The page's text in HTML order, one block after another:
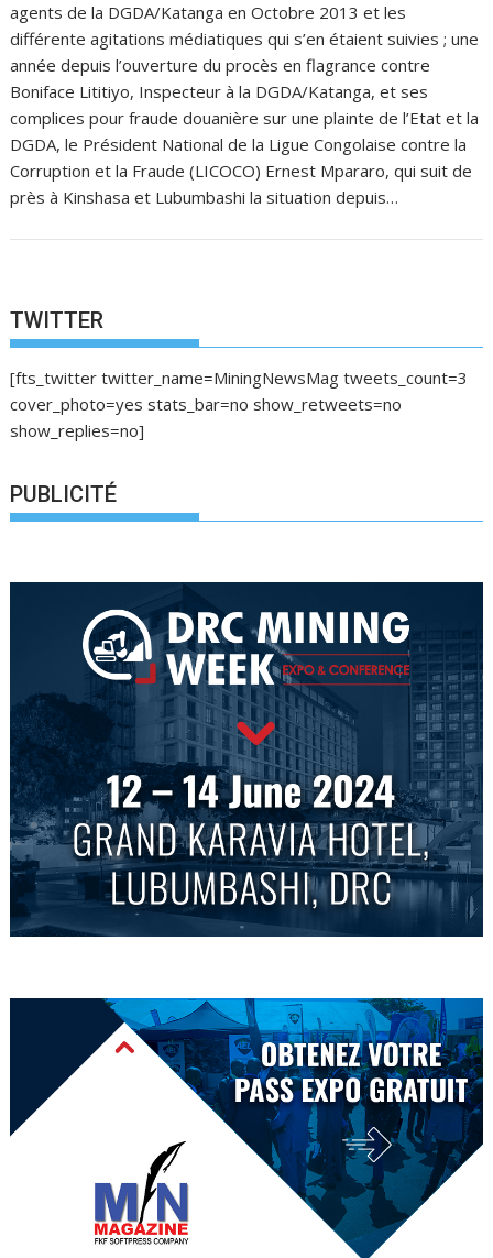
agents de la DGDA/Katanga en Octobre 2013 et les
différente agitations médiatiques qui s’en étaient suivies ; une
année depuis l’ouverture du procès en flagrance contre
Boniface Lititiyo, Inspecteur à la DGDA/Katanga, et ses
complices pour fraude douanière sur une plainte de l’Etat et la
DGDA, le Président National de la Ligue Congolaise contre la
Corruption et la Fraude (LICOCO) Ernest Mpararo, qui suit de
près à Kinshasa et Lubumbashi la situation depuis…
TWITTER
[fts_twitter twitter_name=MiningNewsMag tweets_count=3
cover_photo=yes stats_bar=no show_retweets=no
show_replies=no]
PUBLICITÉ